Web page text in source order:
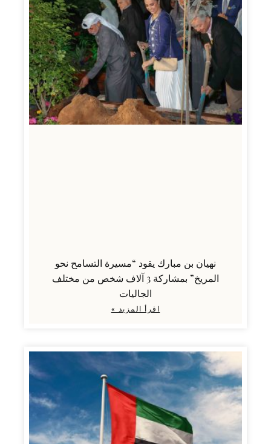
نهيان بن مبارك يقود “مسيرة التسامح نحو
المريخ” بمشاركة 3 آلاف شخص من مختلف
الجاليات
اقرأ المزيد »